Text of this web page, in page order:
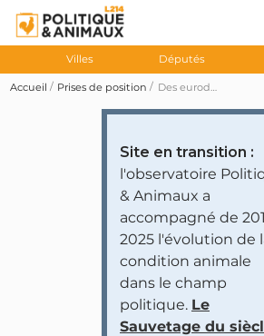
Villes Députés
Accueil Prises de position Des eurodéputés Modem pas favorables à une journée sans viande
Site en transition :
l'observatoire
& Animaux a
accompagné de
2025 l'évolution de
condition animale
dans le champ
politique. Le
Sauvetage du